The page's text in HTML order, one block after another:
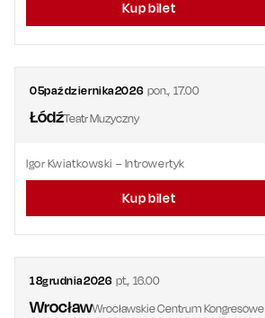
Kup bilet
05października2026 pon.,17.00
ŁódźTeatr Muzyczny
Igor Kwiatkowski – Introwertyk
Kup bilet
18grudnia2026 pt.,16.00
WrocławWrocławskie Centrum Kongresowe